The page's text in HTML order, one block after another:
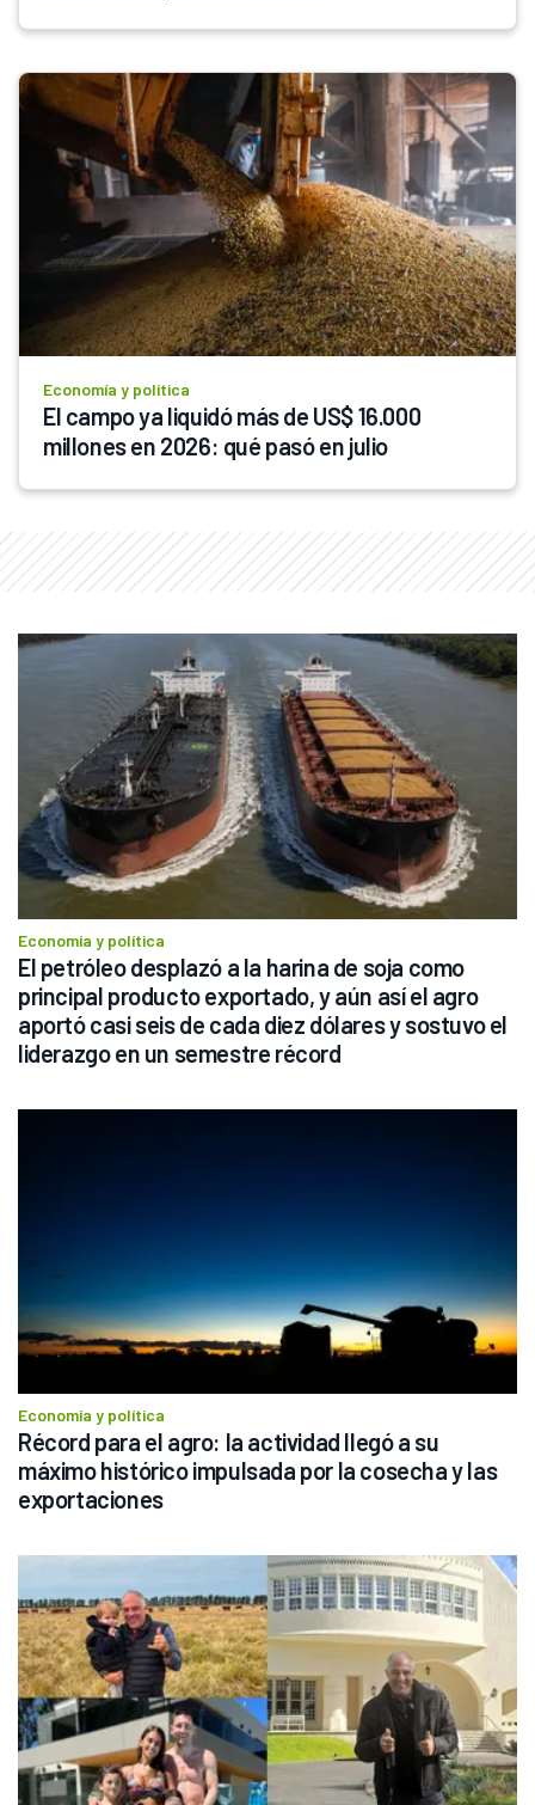
Economía y política
El campo ya liquidó más de US$ 16.000
millones en 2026: qué pasó en julio
Economía y política
El petróleo desplazó a la harina de soja como
principal producto exportado, y aún así el agro
aportó casi seis de cada diez dólares y sostuvo el
liderazgo en un semestre récord
Economía y política
Récord para el agro: la actividad llegó a su
máximo histórico impulsada por la cosecha y las
exportaciones